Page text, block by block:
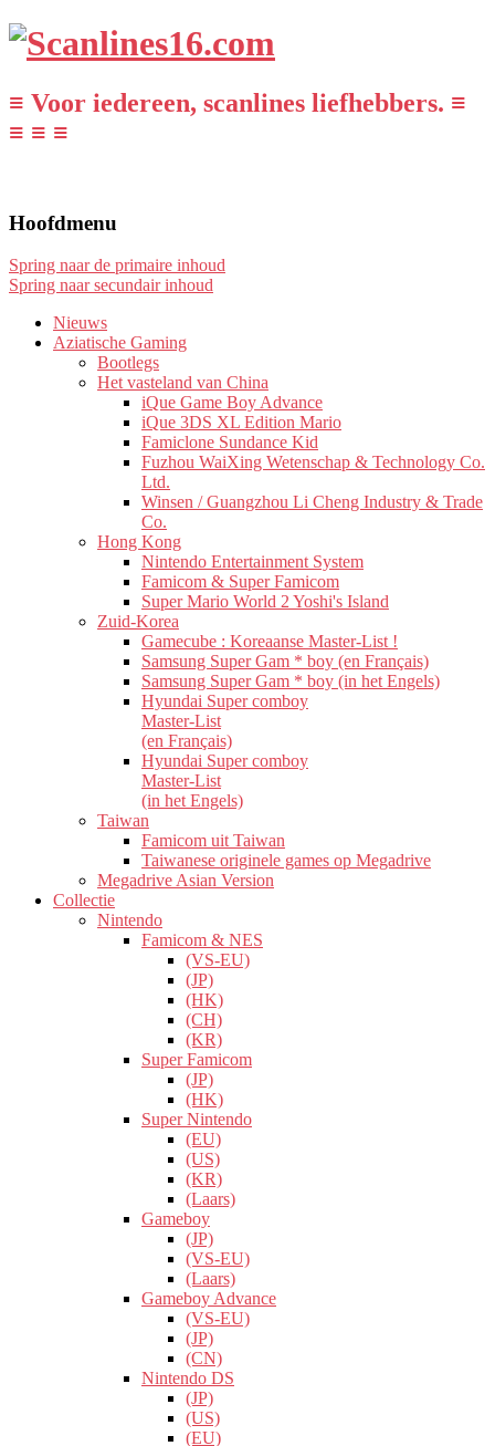
≡ Voor iedereen, scanlines liefhebbers. ≡
≡ ≡ ≡
Hoofdmenu
Spring naar de primaire inhoud
Spring naar secundair inhoud
Nieuws
Aziatische Gaming
Bootlegs
Het vasteland van China
iQue Game Boy Advance
iQue 3DS XL Edition Mario
Famiclone Sundance Kid
Fuzhou WaiXing Wetenschap & Technology Co.
Ltd.
Winsen / Guangzhou Li Cheng Industry & Trade
Co.
Hong Kong
Nintendo Entertainment System
Famicom & Super Famicom
Super Mario World 2 Yoshi's Island
Zuid-Korea
Gamecube : Koreaanse Master-List !
Samsung Super Gam * boy (en Français)
Samsung Super Gam * boy (in het Engels)
Hyundai Super comboy
Master-List
(en Français)
Hyundai Super comboy
Master-List
(in het Engels)
Taiwan
Famicom uit Taiwan
Taiwanese originele games op Megadrive
Megadrive Asian Version
Collectie
Nintendo
Famicom & NES
(VS-EU)
(JP)
(HK)
(CH)
(KR)
Super Famicom
(JP)
(HK)
Super Nintendo
(EU)
(US)
(KR)
(Laars)
Gameboy
(JP)
(VS-EU)
(Laars)
Gameboy Advance
(VS-EU)
(JP)
(CN)
Nintendo DS
(JP)
(US)
(EU)